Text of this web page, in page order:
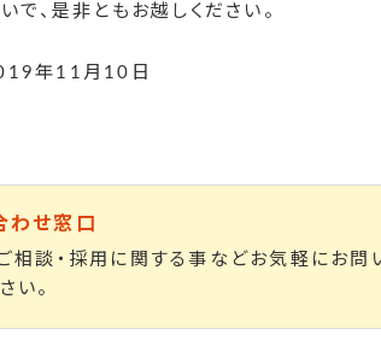
で、是非ともお越しください。
年11月10日
わせ窓口
相談・採用に関する事などお気軽にお問
い。